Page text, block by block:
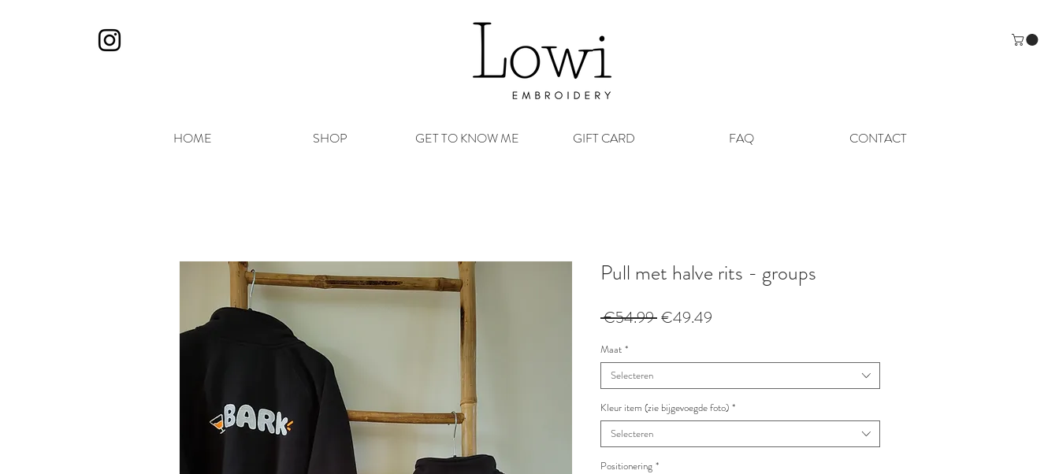
HOME SHOP GET TO KNOW ME GIFT CARD FAQ CONTACT
Pull met halve rits - groups
€54.99 Normale
€49.49
Maat *
Selecteren
Kleur item (zie bijgevoegde foto) *
Selecteren
Positionering *